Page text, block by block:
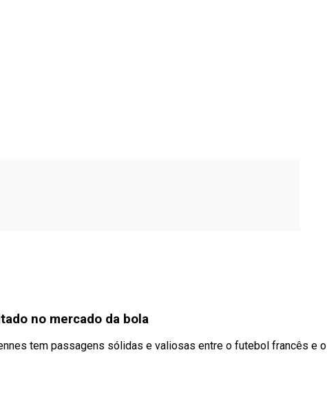
no mercado da bola
tem passagens sólidas e valiosas entre o futebol francês e o